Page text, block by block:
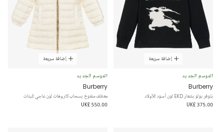
إضافة سريعة
الموسم الجديد
Burberry
بلوفر بولو بشعار EKD لون أسود للأولاد
UK£ 375.00
إضافة سريعة
الموسم الجديد
Burberry
معطف منفوخ بسحاب كاروهات لون عاجي للبنات
UK£ 550.00